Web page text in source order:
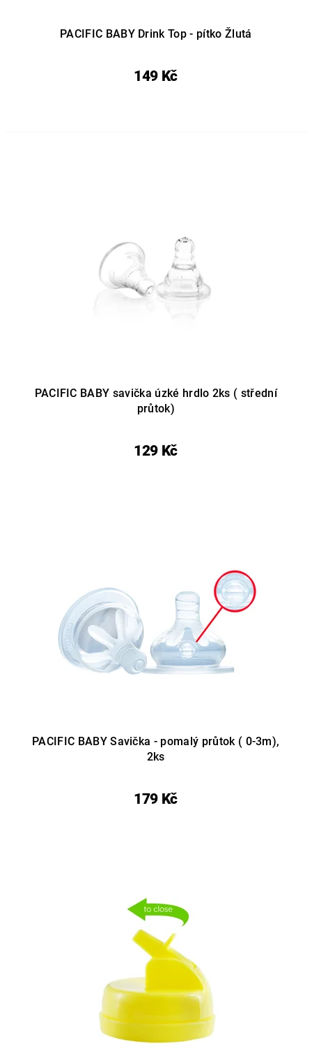
PACIFIC BABY Drink Top - pítko Žlutá
149 Kč
PACIFIC BABY savička úzké hrdlo 2ks ( střední
průtok)
129 Kč
PACIFIC BABY Savička - pomalý průtok ( 0-3m),
2ks
179 Kč